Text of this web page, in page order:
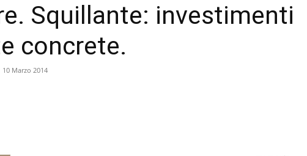
Squillante: investimenti
concrete.
10 Marzo 2014